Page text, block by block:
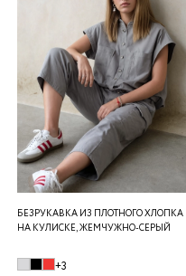
БЕЗРУКАВКА ИЗ ПЛОТНОГО ХЛОПКА
НА КУЛИСКЕ, ЖЕМЧУЖНО-СЕРЫЙ
+3